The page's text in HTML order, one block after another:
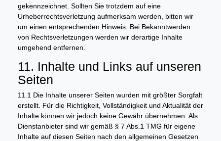
gekennzeichnet. Sollten Sie trotzdem auf eine
Urheberrechtsverletzung aufmerksam werden, bitten wir
um einen entsprechenden Hinweis. Bei Bekanntwerden
von Rechtsverletzungen werden wir derartige Inhalte
umgehend entfernen.
11. Inhalte und Links auf unseren
Seiten
11.1 Die Inhalte unserer Seiten wurden mit größter Sorgfalt
erstellt. Für die Richtigkeit, Vollständigkeit und Aktualität der
Inhalte können wir jedoch keine Gewähr übernehmen. Als
Dienstanbieter sind wir gemäß § 7 Abs.1 TMG für eigene
Inhalte auf diesen Seiten nach den allgemeinen Gesetzen